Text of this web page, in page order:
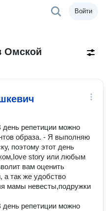
Войти
Омской
pепeтиции можно
обpазa. - Я выполняю
поэтому этот день
stоry или любым
вам оценить
а так же удобство
мамы невесты,подружки
pепeтиции можно